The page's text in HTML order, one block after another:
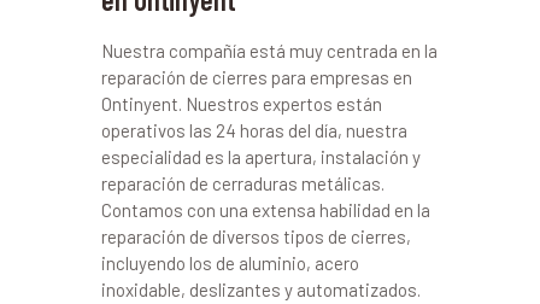
Nuestra compañía está muy centrada en la
reparación de cierres para empresas en
Ontinyent. Nuestros expertos están
operativos las 24 horas del día, nuestra
especialidad es la apertura, instalación y
reparación de cerraduras metálicas.
Contamos con una extensa habilidad en la
reparación de diversos tipos de cierres,
incluyendo los de aluminio, acero
inoxidable, deslizantes y automatizados.